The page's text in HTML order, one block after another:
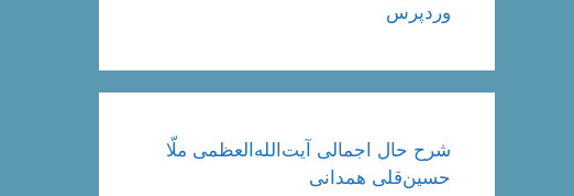
وردپرس
شرح حال اجمالی آیت‌الله‌العظمی ملّا
حسین‌قلی همدانی